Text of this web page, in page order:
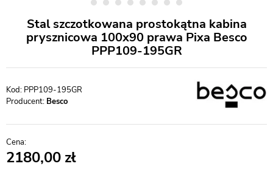
Stal szczotkowana prostokątna kabina
prysznicowa 100x90 prawa Pixa Besco
PPP109-195GR
PPP109-195GR
Producent: Besco
2180,00